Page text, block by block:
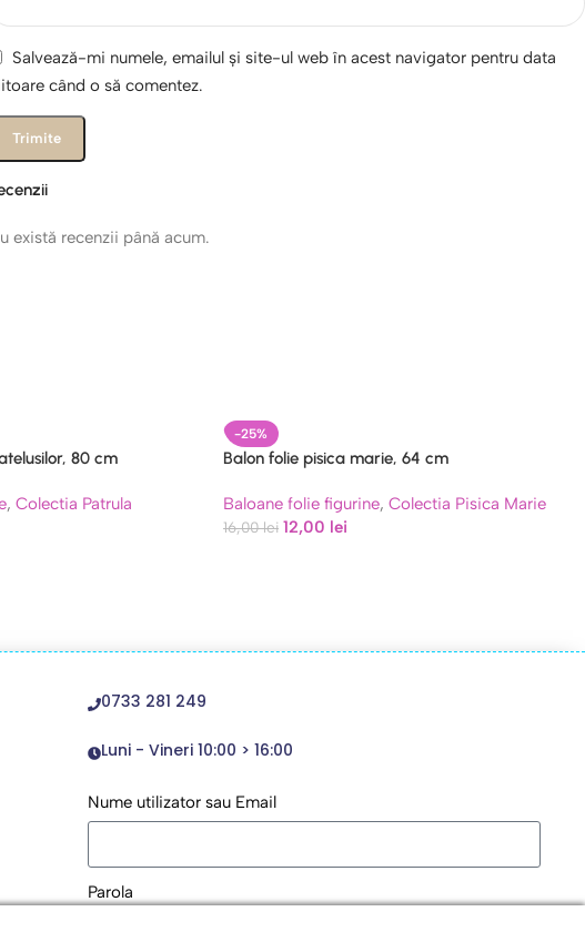
există recenzii până acum.
Salvează-mi numele, emailul și site-ul web în acest navigator pentru data
când o să comentez.
80 cm
, Colectia Patrula
-25%
Balon folie pisica marie, 64 cm
Baloane folie figurine, Colectia Pisica Marie
16,00lei 12,00 lei
0733 281 249
Luni - Vineri 10:00 > 16:00
Nume utilizator sau Email
Parola